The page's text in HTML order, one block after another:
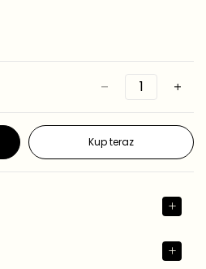
Kup teraz